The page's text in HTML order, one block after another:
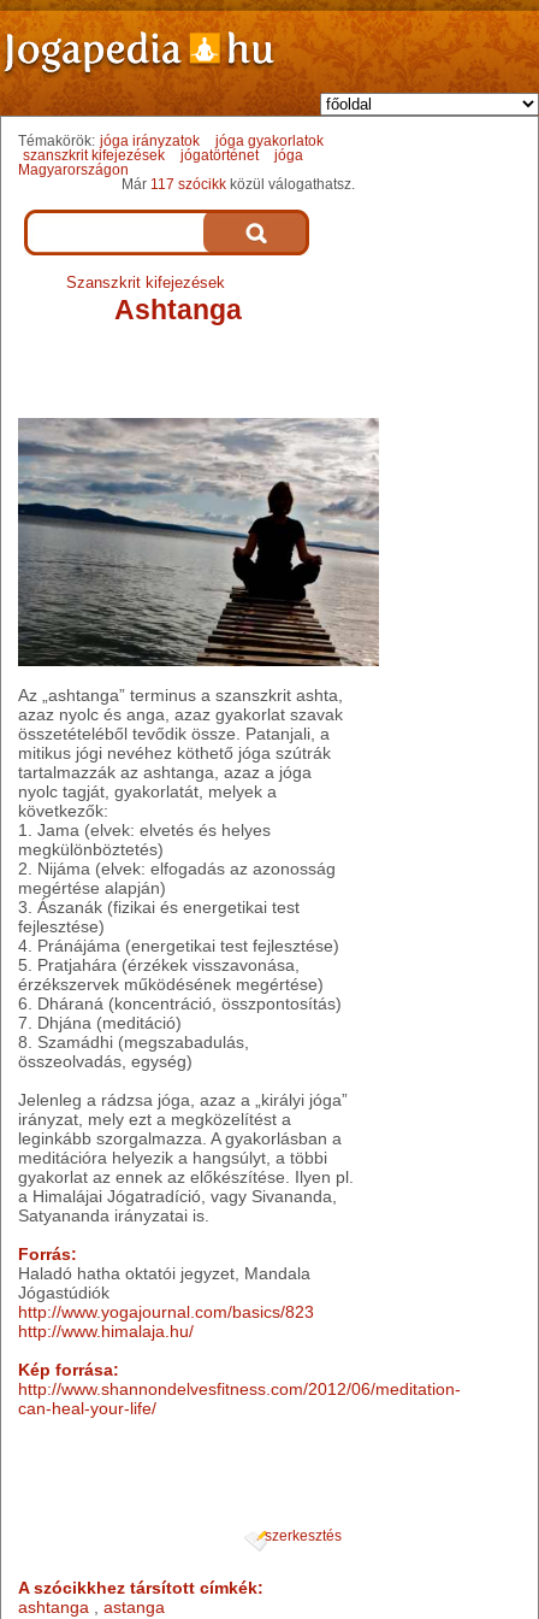
Témakörök: jóga irányzatok
jóga gyakorlatok
szanszkrit kifejezések
jógatörténet
jóga
Magyarországon
Már 117 szócikk közül válogathatsz.
Szanszkrit kifejezések
Ashtanga
Az „ashtanga” terminus a szanszkrit ashta,
azaz nyolc és anga, azaz gyakorlat szavak
összetételéből tevődik össze. Patanjali, a
mitikus jógi nevéhez köthető jóga szútrák
tartalmazzák az ashtanga, azaz a jóga
nyolc tagját, gyakorlatát, melyek a
következők:
1. Jama (elvek: elvetés és helyes
megkülönböztetés)
2. Nijáma (elvek: elfogadás az azonosság
megértése alapján)
3. Ászanák (fizikai és energetikai test
fejlesztése)
4. Pránájáma (energetikai test fejlesztése)
5. Pratjahára (érzékek visszavonása,
érzékszervek működésének megértése)
6. Dháraná (koncentráció, összpontosítás)
7. Dhjána (meditáció)
8. Szamádhi (megszabadulás,
összeolvadás, egység)
Jelenleg a rádzsa jóga, azaz a „királyi jóga”
irányzat, mely ezt a megközelítést a
leginkább szorgalmazza. A gyakorlásban a
meditációra helyezik a hangsúlyt, a többi
gyakorlat az ennek az előkészítése. Ilyen pl.
a Himalájai Jógatradíció, vagy Sivananda,
Satyananda irányzatai is.
Forrás:
Haladó hatha oktatói jegyzet, Mandala
Jógastúdiók
http://www.yogajournal.com/basics/823
http://www.himalaja.hu/
Kép forrása:
http://www.shannondelvesfitness.com/2012/06/meditation-
can-heal-your-life/
szerkesztés
A szócikkhez társított címkék:
ashtanga ,astanga